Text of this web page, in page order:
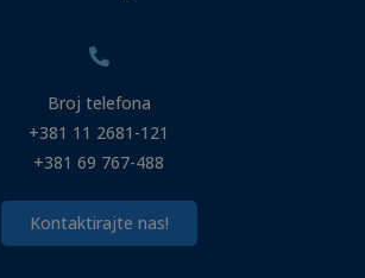
Broj telefona
+381 11 2681-121
+381 69 767-488
Kontaktirajte nas!